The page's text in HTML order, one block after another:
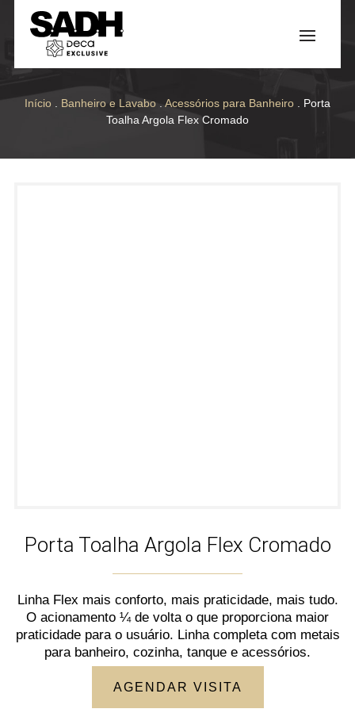
Início Banheiro e Lavabo Acessórios para Banheiro . Porta
Toalha Argola Flex Cromado
Porta Toalha Argola Flex Cromado
Linha Flex mais conforto, mais praticidade, mais tudo.
O acionamento ¼ de volta o que proporciona maior
praticidade para o usuário. Linha completa com metais
para banheiro, cozinha, tanque e acessórios.
AGENDAR VISITA